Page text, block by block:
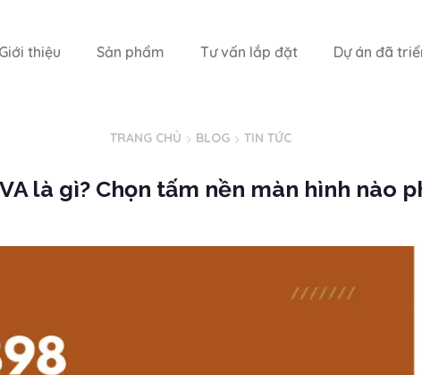
Giới thiệu Sản phẩm Tư vấn lắp đặt Dự án đã
TRANG CHỦ BLOG TIN TỨC
là gì? Chọn tấm nền màn hình nào